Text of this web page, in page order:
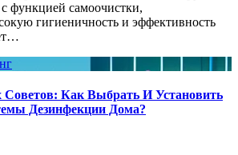
функцией самоочистки,
гигиеничность и эффективность
Как Выбрать И Установить
Дезинфекции Дома?